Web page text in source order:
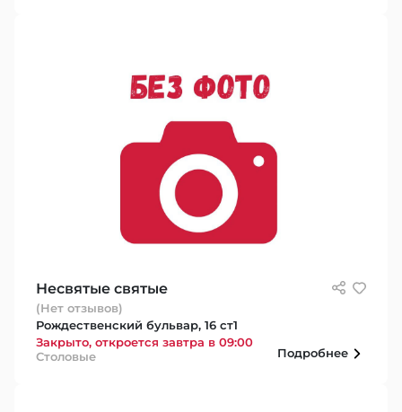
Несвятые святые
(Нет отзывов)
Рождественский бульвар, 16 ст1
Закрыто, откроется завтра в 09:00
Столовые
Подробнее